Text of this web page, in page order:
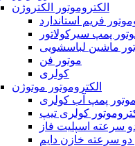
الکتروموتور الکتروژن
فریم استاندارد
پمپ سیرکولاتور
ماشین لباسشویی
موتور فن
کولری
الکتروموتور موتوژن
پمپ آب کولری
سرعته اسپلیت فاز
دو سرعته خازن دایم